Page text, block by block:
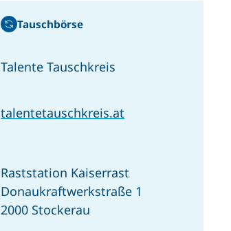
Tauschbörse
Talente Tauschkreis
talentetauschkreis.at
Raststation Kaiserrast
Donaukraftwerkstraße 1
2000 Stockerau